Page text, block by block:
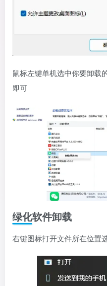
鼠标左键单机选中你要卸载
即可
绿化软件卸载
右键图标打开文件所在位置